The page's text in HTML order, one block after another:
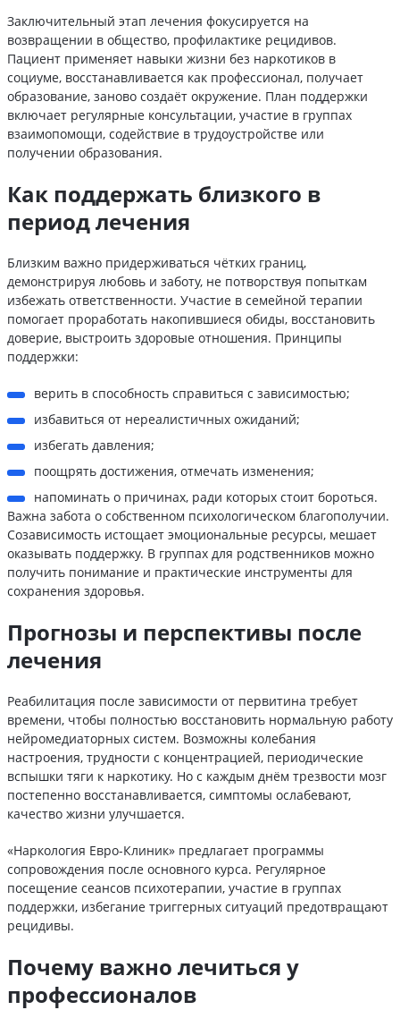
Заключительный этап лечения фокусируется на
возвращении в общество, профилактике рецидивов.
Пациент применяет навыки жизни без наркотиков в
социуме, восстанавливается как профессионал, получает
образование, заново создаёт окружение. План поддержки
включает регулярные консультации, участие в группах
взаимопомощи, содействие в трудоустройстве или
получении образования.
Как поддержать близкого в
период лечения
Близким важно придерживаться чётких границ,
демонстрируя любовь и заботу, не потворствуя попыткам
избежать ответственности. Участие в семейной терапии
помогает проработать накопившиеся обиды, восстановить
доверие, выстроить здоровые отношения. Принципы
поддержки:
верить в способность справиться с зависимостью;
избавиться от нереалистичных ожиданий;
избегать давления;
поощрять достижения, отмечать изменения;
напоминать о причинах, ради которых стоит бороться.
Важна забота о собственном психологическом благополучии.
Созависимость истощает эмоциональные ресурсы, мешает
оказывать поддержку. В группах для родственников можно
получить понимание и практические инструменты для
сохранения здоровья.
Прогнозы и перспективы после
лечения
Реабилитация после зависимости от первитина требует
времени, чтобы полностью восстановить нормальную работу
нейромедиаторных систем. Возможны колебания
настроения, трудности с концентрацией, периодические
вспышки тяги к наркотику. Но с каждым днём трезвости мозг
постепенно восстанавливается, симптомы ослабевают,
качество жизни улучшается.
«Наркология Евро-Клиник» предлагает программы
сопровождения после основного курса. Регулярное
посещение сеансов психотерапии, участие в группах
поддержки, избегание триггерных ситуаций предотвращают
рецидивы.
Почему важно лечиться у
профессионалов